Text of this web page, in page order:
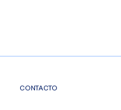
CONTACTO